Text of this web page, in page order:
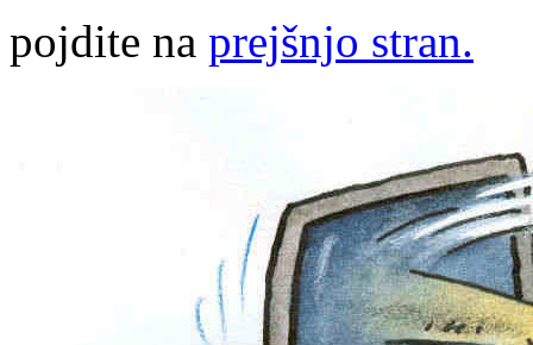
pojdite na prejšnjo stran.